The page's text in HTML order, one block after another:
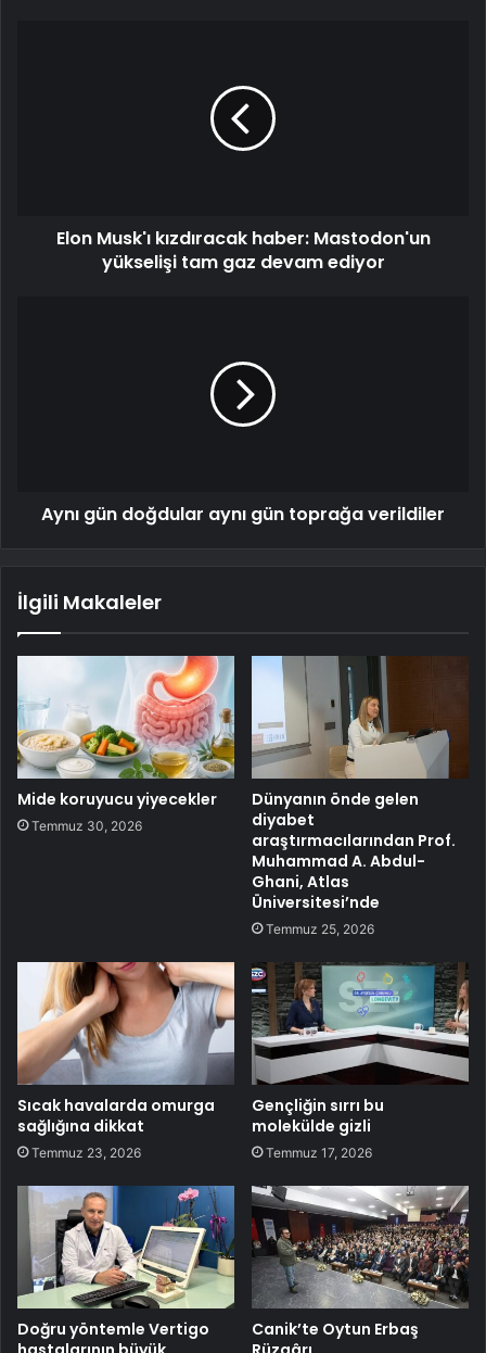
Elon Musk'ı kızdıracak haber: Mastodon'un
yükselişi tam gaz devam ediyor
Aynı gün doğdular aynı gün toprağa verildiler
İlgili Makaleler
Mide koruyucu yiyecekler
Temmuz 30, 2026
Dünyanın önde gelen
diyabet
araştırmacılarından Prof.
Muhammad A. Abdul-
Ghani, Atlas
Üniversitesi’nde
Temmuz 25, 2026
Sıcak havalarda omurga
sağlığına dikkat
Temmuz 23, 2026
Gençliğin sırrı bu
molekülde gizli
Temmuz 17, 2026
Doğru yöntemle Vertigo
Canik’te Oytun Erbaş